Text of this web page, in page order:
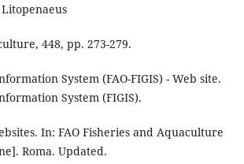
448, pp. 273-279.
System (FAO-FIGIS) - Web site.
System (FIGIS).
In: FAO Fisheries and Aquaculture
Roma. Updated.